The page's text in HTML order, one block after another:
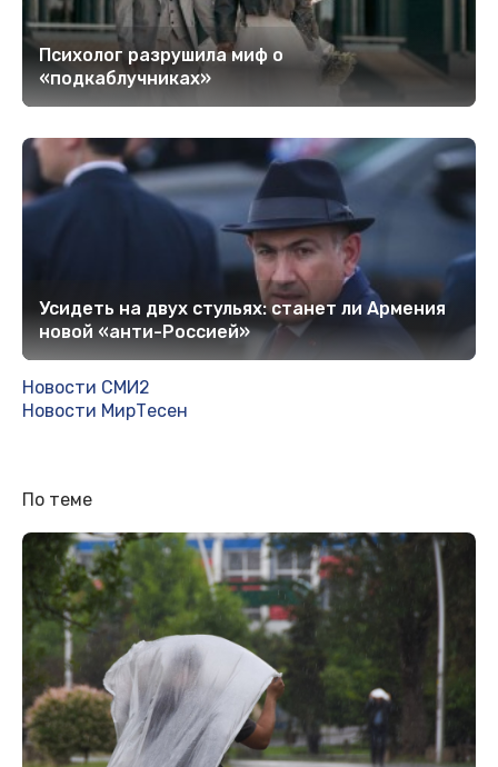
Психолог разрушила миф о
«подкаблучниках»
Усидеть на двух стульях: станет ли Армения
новой «анти-Россией»
Новости СМИ2
Новости МирТесен
По теме